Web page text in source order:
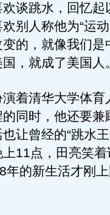
跳水，回忆起
别人称他为“运动
的，就像我们是
，就成了美国人
清华大学体育
同时，他还要兼
让曾经的“跳水
11点，田亮笑
年的新生活才刚